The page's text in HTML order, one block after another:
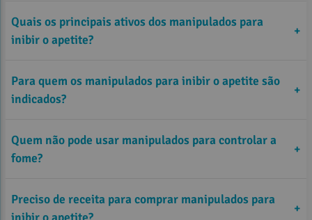
Ajudam a prolongar a sensação de saciedade durante o
dia;
Contribuem para reduzir a vontade de beliscar entre as
refeições;
Auxiliam em uma rotina alimentar mais controlada e
consistente;
Apoiam no processo de emagrecimento quando aliados a
hábitos saudáveis.
Quais os principais ativos dos manipulados para
inibir o apetite?
+
Fibras como psyllium: ajudam aumentar o volume no
Para quem os manipulados para inibir o apetite são
indicados?
+
busca apoio extra no processo de emagrecimento ou para
reduzir a ingestão calórica no dia a dia
Quem não pode usar manipulados para controlar a
fome?
+
Preciso de receita para comprar manipulados para
+